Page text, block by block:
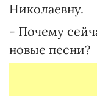
Николаевну.
- Почему
новые песни?